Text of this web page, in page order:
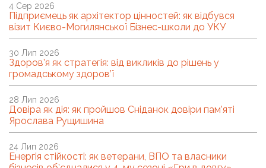
Підприємець як архітектор цінностей: як відбувся
візит Києво-Могилянської Бізнес-школи до УКУ
4 Сер 2026
Здоров’я як стратегія: від викликів до рішень у
громадському здоров’ї
30 Лип 2026
Довіра як дія: як пройшов Сніданок довіри пам’яті
Ярослава Рущишина
28 Лип 2026
Енергія стійкості: як ветерани, ВПО та власники
24 Лип 2026